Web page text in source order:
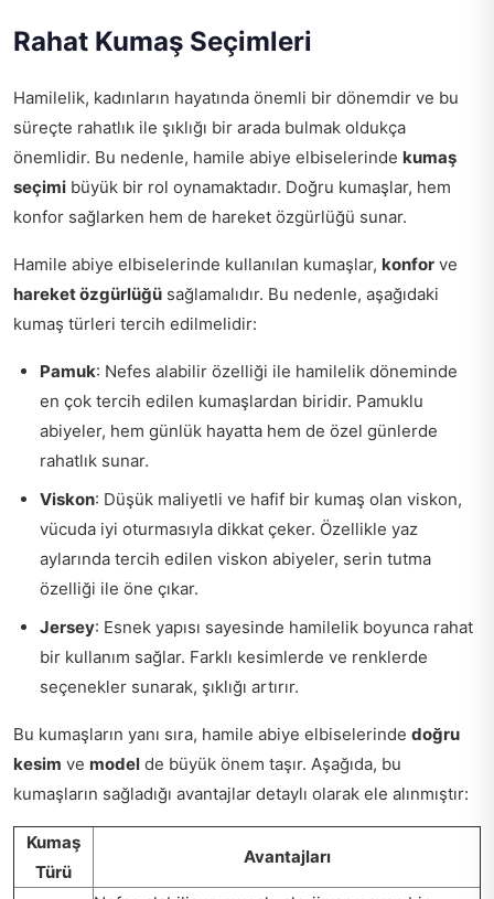
Rahat Kumaş Seçimleri
Hamilelik, kadınların hayatında önemli bir dönemdir ve bu
süreçte rahatlık ile şıklığı bir arada bulmak oldukça
önemlidir. Bu nedenle, hamile abiye elbiselerinde kumaş
seçimi büyük bir rol oynamaktadır. Doğru kumaşlar, hem
konfor sağlarken hem de hareket özgürlüğü sunar.
Hamile abiye elbiselerinde kullanılan kumaşlar, konfor ve
hareket özgürlüğü sağlamalıdır. Bu nedenle, aşağıdaki
kumaş türleri tercih edilmelidir:
Pamuk: Nefes alabilir özelliği ile hamilelik döneminde
en çok tercih edilen kumaşlardan biridir. Pamuklu
abiyeler, hem günlük hayatta hem de özel günlerde
rahatlık sunar.
Viskon: Düşük maliyetli ve hafif bir kumaş olan viskon,
vücuda iyi oturmasıyla dikkat çeker. Özellikle yaz
aylarında tercih edilen viskon abiyeler, serin tutma
özelliği ile öne çıkar.
Jersey: Esnek yapısı sayesinde hamilelik boyunca rahat
bir kullanım sağlar. Farklı kesimlerde ve renklerde
seçenekler sunarak, şıklığı artırır.
Bu kumaşların yanı sıra, hamile abiye elbiselerinde doğru
kesim ve model de büyük önem taşır. Aşağıda, bu
kumaşların sağladığı avantajlar detaylı olarak ele alınmıştır:
Kumaş
Türü
Avantajları